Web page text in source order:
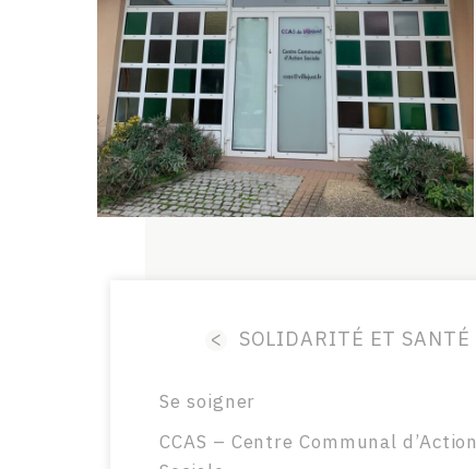
< SOLIDARITÉ ET SANTÉ
Se soigner
CCAS – Centre Communal d’Action